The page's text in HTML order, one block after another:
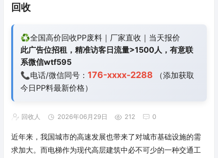
回收
♻️全国高价回收PP废料｜厂家直收｜当天报价
此广告位招租，精准访客日流量>1500人，有意联
系微信wtf595
📞电话/微信同号： 176-xxxx-2288 （添加获取
今日PP料最新价格）
回收人 2026年06月29日 212 0
近年来，我国城市的高速发展也带来了对城市基础设施的需
求加大。而电梯作为现代高层建筑中必不可少的一种交通工